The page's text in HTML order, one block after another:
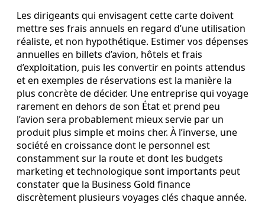
Les dirigeants qui envisagent cette carte doivent
mettre ses frais annuels en regard d’une utilisation
réaliste, et non hypothétique. Estimer vos dépenses
annuelles en billets d’avion, hôtels et frais
d’exploitation, puis les convertir en points attendus
et en exemples de réservations est la manière la
plus concrète de décider. Une entreprise qui voyage
rarement en dehors de son État et prend peu
l’avion sera probablement mieux servie par un
produit plus simple et moins cher. À l’inverse, une
société en croissance dont le personnel est
constamment sur la route et dont les budgets
marketing et technologique sont importants peut
constater que la Business Gold finance
discrètement plusieurs voyages clés chaque année.